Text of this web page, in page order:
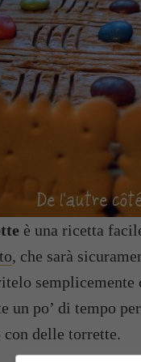
è una ricetta
, che sarà
semplicemente
un po’ di tempo
delle torrette.